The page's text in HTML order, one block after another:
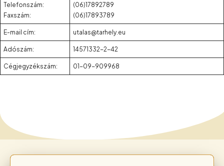
Telefonszám:
Faxszám:
(06)17892789
(06)17893789
E-mail cím: utalas@tarhely.eu
Adószám: 14571332-2-42
Cégjegyzékszám: 01-09-909968